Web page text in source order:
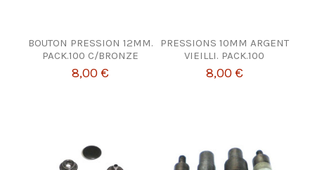
BOUTON PRESSION 12MM.
PACK.100 C/BRONZE
8,00 €
PRESSIONS 10MM ARGENT
VIEILLI. PACK.100
8,00 €